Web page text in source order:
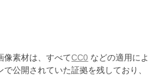
像素材は、すべてCC0 などの適用によ
公開されていた証拠を残しており、